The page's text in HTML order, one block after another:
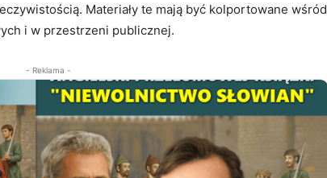
Materiały te mają być kolportowane wśród
i w przestrzeni publicznej.
- Reklama -